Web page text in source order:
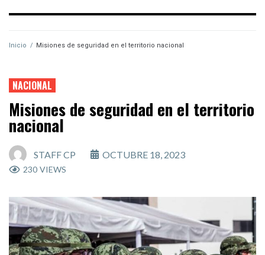
Inicio / Misiones de seguridad en el territorio nacional
NACIONAL
Misiones de seguridad en el territorio
nacional
STAFF CP OCTUBRE 18, 2023
230 VIEWS